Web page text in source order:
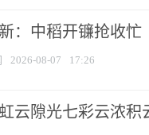
：中稻开镰抢收忙
2026-08-07 17:26
云隙光七彩云浓积